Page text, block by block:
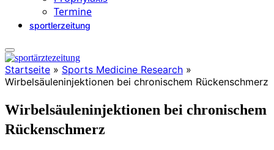
Termine
sportlerzeitung
Startseite » Sports Medicine Research »
Wirbelsäuleninjektionen bei chronischem Rückenschmerz
Wirbelsäuleninjektionen bei chronischem
Rückenschmerz